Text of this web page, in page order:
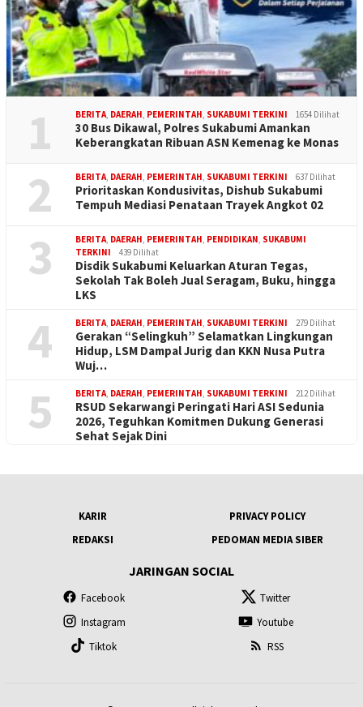
1 BERITA, DAERAH, PEMERINTAH, SUKABUMI TERKINI 1654 Dilihat
30 Bus Dikawal, Polres Sukabumi Amankan
Keberangkatan Ribuan ASN Kemenag ke Monas
2 BERITA, DAERAH, PEMERINTAH, SUKABUMI TERKINI 637 Dilihat
Prioritaskan Kondusivitas, Dishub Sukabumi
Tempuh Mediasi Penataan Trayek Angkot 02
3 BERITA, DAERAH, PEMERINTAH, PENDIDIKAN, SUKABUMI
TERKINI
439 Dilihat
Disdik Sukabumi Keluarkan Aturan Tegas,
Sekolah Tak Boleh Jual Seragam, Buku, hingga
LKS
4 BERITA, DAERAH, PEMERINTAH, SUKABUMI TERKINI 279 Dilihat
Gerakan “Selingkuh” Selamatkan Lingkungan
Hidup, LSM Dampal Jurig dan KKN Nusa Putra
Wuj…
5 BERITA, DAERAH, PEMERINTAH, SUKABUMI TERKINI 212 Dilihat
RSUD Sekarwangi Peringati Hari ASI Sedunia
2026, Teguhkan Komitmen Dukung Generasi
Sehat Sejak Dini
KARIR
PRIVACY POLICY
REDAKSI
PEDOMAN MEDIA SIBER
JARINGAN SOCIAL
Facebook
Twitter
Instagram
Youtube
Tiktok
RSS